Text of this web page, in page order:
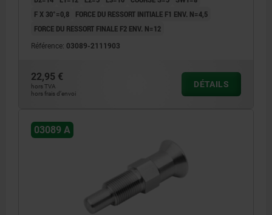
F X 30°=0,8
FORCE DU RESSORT INITIALE F1 ENV. N=4,5
FORCE DU RESSORT FINALE F2 ENV. N=12
Référence: 03089-2111903
22,95 €
hors TVA
hors frais d’envoi
DÉTAILS
03089 A